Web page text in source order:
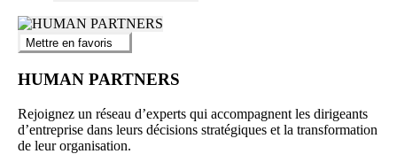
Mettre en favoris
HUMAN PARTNERS
Rejoignez un réseau d’experts qui accompagnent les dirigeants
d’entreprise dans leurs décisions stratégiques et la transformation
de leur organisation.